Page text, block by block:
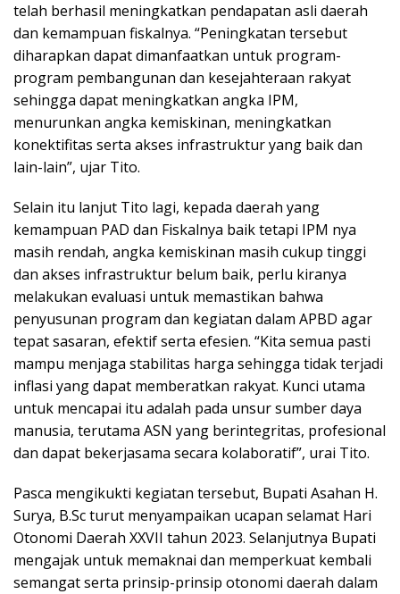
telah berhasil meningkatkan pendapatan asli daerah
dan kemampuan fiskalnya. “Peningkatan tersebut
diharapkan dapat dimanfaatkan untuk program-
program pembangunan dan kesejahteraan rakyat
sehingga dapat meningkatkan angka IPM,
menurunkan angka kemiskinan, meningkatkan
konektifitas serta akses infrastruktur yang baik dan
lain-lain”, ujar Tito.
Selain itu lanjut Tito lagi, kepada daerah yang
kemampuan PAD dan Fiskalnya baik tetapi IPM nya
masih rendah, angka kemiskinan masih cukup tinggi
dan akses infrastruktur belum baik, perlu kiranya
melakukan evaluasi untuk memastikan bahwa
penyusunan program dan kegiatan dalam APBD agar
tepat sasaran, efektif serta efesien. “Kita semua pasti
mampu menjaga stabilitas harga sehingga tidak terjadi
inflasi yang dapat memberatkan rakyat. Kunci utama
untuk mencapai itu adalah pada unsur sumber daya
manusia, terutama ASN yang berintegritas, profesional
dan dapat bekerjasama secara kolaboratif”, urai Tito.
Pasca mengikukti kegiatan tersebut, Bupati Asahan H.
Surya, B.Sc turut menyampaikan ucapan selamat Hari
Otonomi Daerah XXVII tahun 2023. Selanjutnya Bupati
mengajak untuk memaknai dan memperkuat kembali
semangat serta prinsip-prinsip otonomi daerah dalam